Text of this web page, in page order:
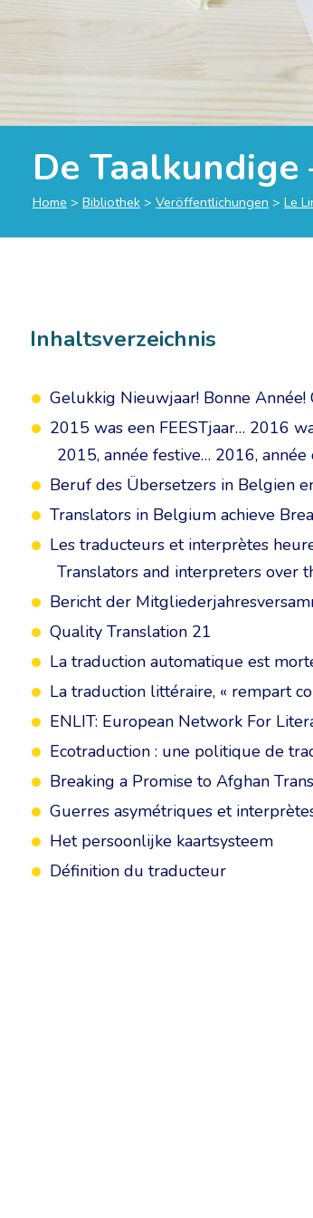
De
Home > Bibliothek > Veröffentlichungen > Le
Inhaltsverzeichnis
Gelukkig Nieuwjaar! Bonne Année!
2015 was een FEESTjaar… 2016
2015, année festive… 2016,
Beruf des Übersetzers in Belgien
Translators in Belgium achieve
Les traducteurs et interprètes
Translators and interpreters over
Bericht der
Quality Translation 21
La traduction automatique est
La traduction littéraire, « rempart
ENLIT: European Network For
Ecotraduction : une politique de
Breaking a Promise to Afghan
Guerres asymétriques et
Het persoonlijke kaartsysteem
Définition du traducteur